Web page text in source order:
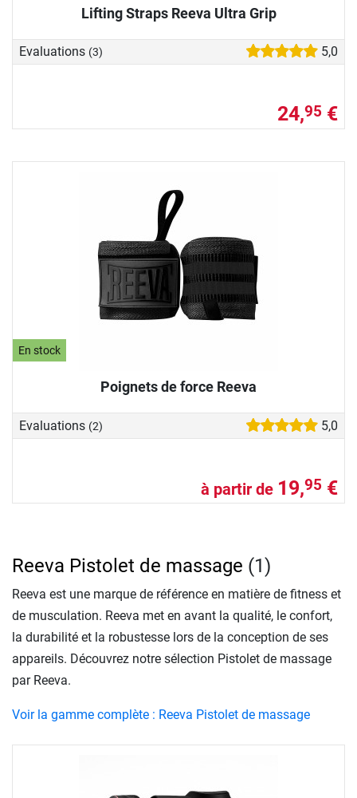
Lifting Straps Reeva Ultra Grip
Evaluations (3) 5,0
24,95 €
En stock
Poignets de force Reeva
Evaluations (2) 5,0
à partir de 19,95 €
Reeva Pistolet de massage (1)
Reeva est une marque de référence en matière de fitness et
de musculation. Reeva met en avant la qualité, le confort,
la durabilité et la robustesse lors de la conception de ses
appareils. Découvrez notre sélection Pistolet de massage
par Reeva.
Voir la gamme complète : Reeva Pistolet de massage